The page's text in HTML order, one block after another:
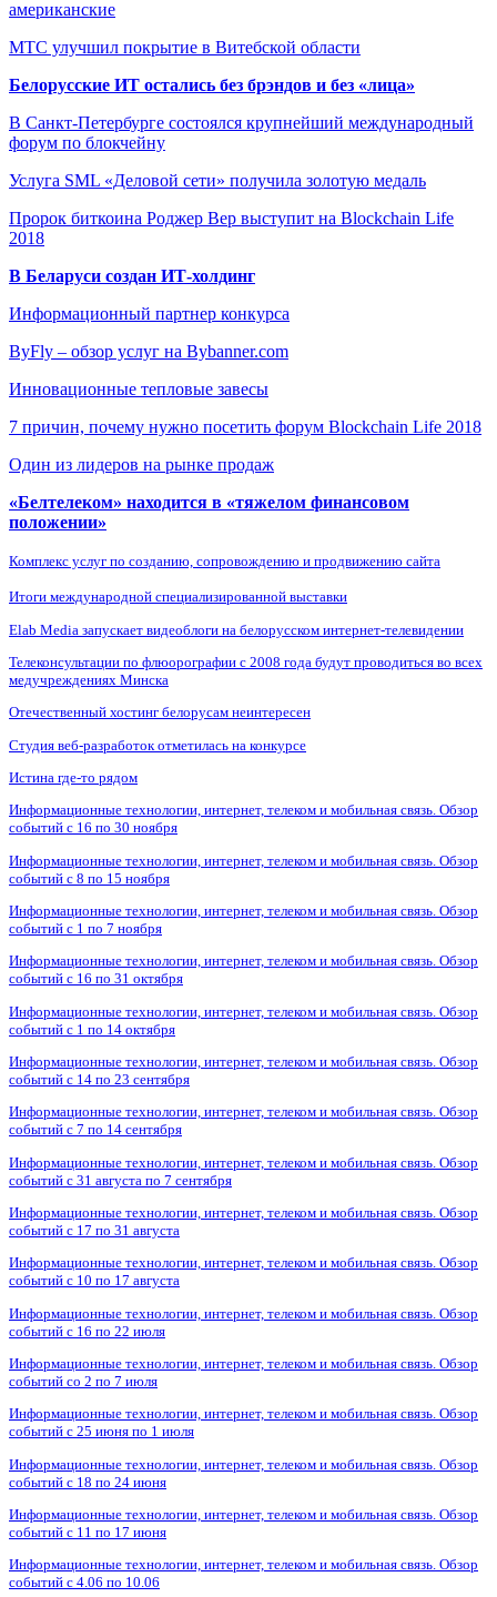
американские
МТС улучшил покрытие в Витебской области
Белорусские ИТ остались без брэндов и без «лица»
В Санкт-Петербурге состоялся крупнейший международный
форум по блокчейну
Услуга SML «Деловой сети» получила золотую медаль
Пророк биткоина Роджер Вер выступит на Blockchain Life
2018
В Беларуси создан ИТ-холдинг
Информационный партнер конкурса
ByFly – обзор услуг на Bybanner.com
Инновационные тепловые завесы
7 причин, почему нужно посетить форум Blockchain Life 2018
Один из лидеров на рынке продаж
«Белтелеком» находится в «тяжелом финансовом
положении»
Комплекс услуг по созданию, сопровождению и продвижению сайта
Итоги международной специализированной выставки
Elab Media запускает видеоблоги на белорусском интернет-телевидении
Телеконсультации по флюорографии с 2008 года будут проводиться во всех
медучреждениях Минска
Отечественный хостинг белорусам неинтересен
Студия веб-разработок отметилась на конкурсе
Истина где-то рядом
Информационные технологии, интернет, телеком и мобильная связь. Обзор
событий с 16 по 30 ноября
Информационные технологии, интернет, телеком и мобильная связь. Обзор
событий с 8 по 15 ноября
Информационные технологии, интернет, телеком и мобильная связь. Обзор
событий с 1 по 7 ноября
Информационные технологии, интернет, телеком и мобильная связь. Обзор
событий с 16 по 31 октября
Информационные технологии, интернет, телеком и мобильная связь. Обзор
событий с 1 по 14 октября
Информационные технологии, интернет, телеком и мобильная связь. Обзор
событий с 14 по 23 сентября
Информационные технологии, интернет, телеком и мобильная связь. Обзор
событий с 7 по 14 сентября
Информационные технологии, интернет, телеком и мобильная связь. Обзор
событий с 31 августа по 7 сентября
Информационные технологии, интернет, телеком и мобильная связь. Обзор
событий с 17 по 31 августа
Информационные технологии, интернет, телеком и мобильная связь. Обзор
событий с 10 по 17 августа
Информационные технологии, интернет, телеком и мобильная связь. Обзор
событий с 16 по 22 июля
Информационные технологии, интернет, телеком и мобильная связь. Обзор
событий со 2 по 7 июля
Информационные технологии, интернет, телеком и мобильная связь. Обзор
событий с 25 июня по 1 июля
Информационные технологии, интернет, телеком и мобильная связь. Обзор
событий с 18 по 24 июня
Информационные технологии, интернет, телеком и мобильная связь. Обзор
событий с 11 по 17 июня
Информационные технологии, интернет, телеком и мобильная связь. Обзор
событий с 4.06 по 10.06